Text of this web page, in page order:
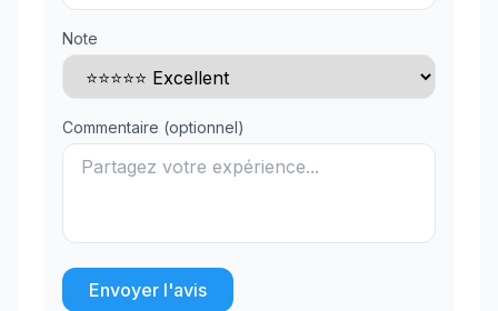
Note
Commentaire (optionnel)
Envoyer l'avis